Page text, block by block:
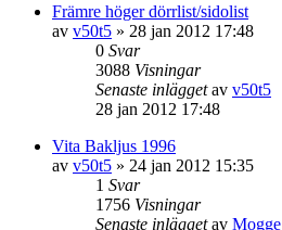
Främre höger dörrlist/sidolist
av v50t5 » 28 jan 2012 17:48
0 Svar
3088 Visningar
Senaste inläggetav v50t5
28 jan 2012 17:48
Vita Bakljus 1996
av v50t5 » 24 jan 2012 15:35
1 Svar
1756 Visningar
Senaste inläggetav Mogge